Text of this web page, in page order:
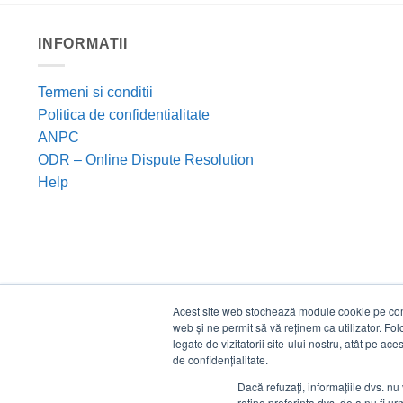
Acest site web stochează module cookie pe
web și ne permit să vă reținem ca utilizator.
legate de vizitatorii site-ului nostru, atât pe
de confidențialitate.
Dacă refuzați, informațiile dvs.
INFORMATII
Termeni si conditii
Politica de confidentialitate
ANPC
ODR – Online Dispute Resolution
Help